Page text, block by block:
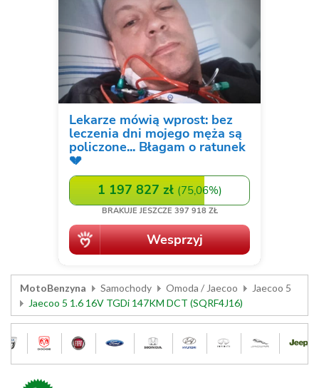
MotoBenzyna Samochody Omoda / Jaecoo
Jaecoo 5
Jaecoo 5 1.6 16V TGDi 147KM DCT (SQRF4J16)